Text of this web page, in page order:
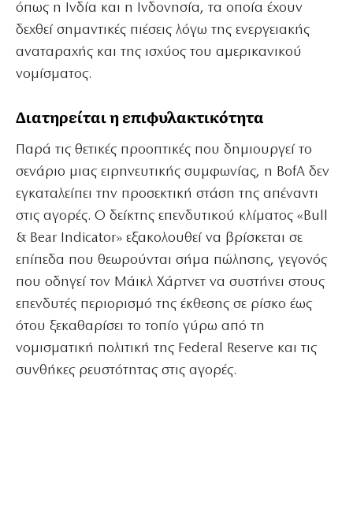
όπως η Ινδία και η Ινδονησία, τα οποία έχουν
δεχθεί σημαντικές πιέσεις λόγω της ενεργειακής
αναταραχής και της ισχύος του αμερικανικού
νομίσματος.
Διατηρείται η επιφυλακτικότητα
Παρά τις θετικές προοπτικές που δημιουργεί το
σενάριο μιας ειρηνευτικής συμφωνίας, η BofA δεν
εγκαταλείπει την προσεκτική στάση της απέναντι
στις αγορές. Ο δείκτης επενδυτικού κλίματος «Bull
& Bear Indicator» εξακολουθεί να βρίσκεται σε
επίπεδα που θεωρούνται σήμα πώλησης, γεγονός
που οδηγεί τον Μάικλ Χάρτνετ να συστήνει στους
επενδυτές περιορισμό της έκθεσης σε ρίσκο έως
ότου ξεκαθαρίσει το τοπίο γύρω από τη
νομισματική πολιτική της Federal Reserve και τις
συνθήκες ρευστότητας στις αγορές.